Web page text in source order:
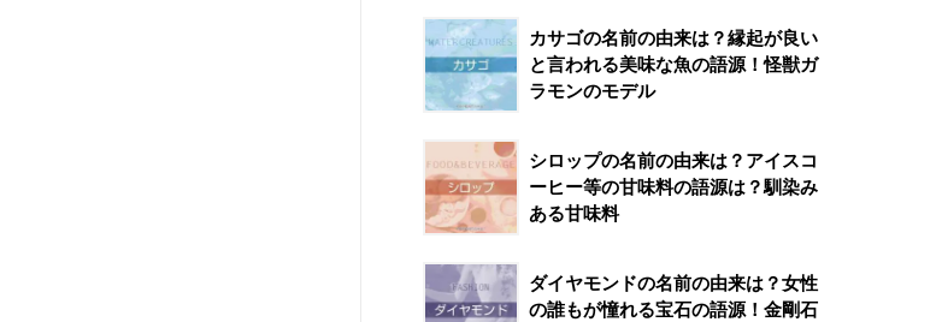
カサゴの名前の由来は？縁起が良い
と言われる美味な魚の語源！怪獣ガ
ラモンのモデル
シロップの名前の由来は？アイスコ
ーヒー等の甘味料の語源は？馴染み
ある甘味料
ダイヤモンドの名前の由来は？女性
の誰もが憧れる宝石の語源！金剛石